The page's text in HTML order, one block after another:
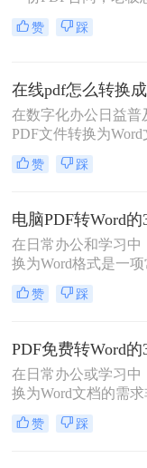
字；老师上传的PDF
一段做笔记；或者自
者，“pdf怎么转换成
刚需。
赞 踩
在数字化办公日益普
PDF文件转换为
职场人士和学生群体
PDF格式虽然便于分
找到一种高效、便捷
显得尤为重要。那么
成word文档呢？本文
将PDF转换成Word
赞 踩
在日常办公和学习中
换为Word格式是一项
Word文档因其易于编
而备受青睐。那么电
换成Word的实用方
赞 踩
在日常办公或学习中
换为Word文档的需
pdf怎么免费转换成
将重点介绍三种免费
赞 踩